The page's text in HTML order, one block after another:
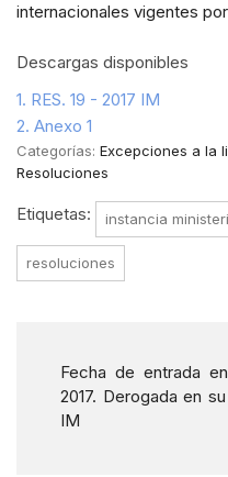
internacionales vigentes
Descargas disponibles
1. RES. 19 - 2017 IM
2. Anexo 1
Categorías: Excepciones a la
Resoluciones
Etiquetas: instancia
resoluciones
Fecha de entrada
2017. Derogada en
IM